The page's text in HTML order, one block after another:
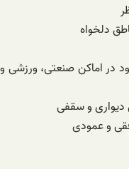
دلخواه
در اماکن صنعتی، ورزشی و
و سقفی
و عمودی